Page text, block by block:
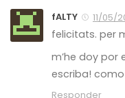
fALTY
11/05/
felicitats. per
m’he doy por
escriba!
Responder